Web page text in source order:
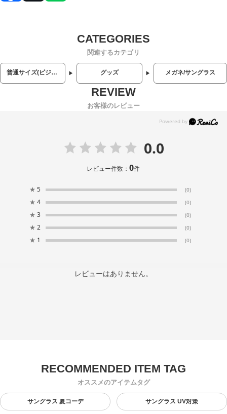
関連するカテゴリ
普通サイズ(ビジネス・カジュアル) グッズ メガネ/サングラス
お客様のレビュー
0.0
レビュー件数：0件
★ 5 (0)
★ 4 (0)
★ 3 (0)
★ 2 (0)
★ 1 (0)
レビューはありません。
オススメのアイテムタグ
サングラス 夏コーデ サングラス UV対策